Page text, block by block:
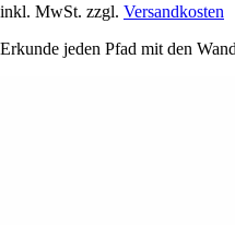
inkl. MwSt. zzgl. Versandkosten
Erkunde jeden Pfad mit den